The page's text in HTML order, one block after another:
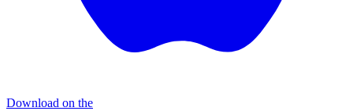
Download on the